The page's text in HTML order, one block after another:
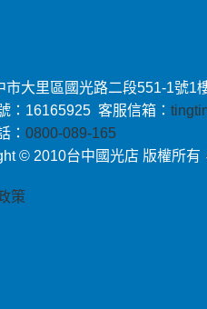
市大里區國光路二段551-1號
：16165925 客服信箱：
：0800-089-165
© 2010台中國光店 版權所有
策